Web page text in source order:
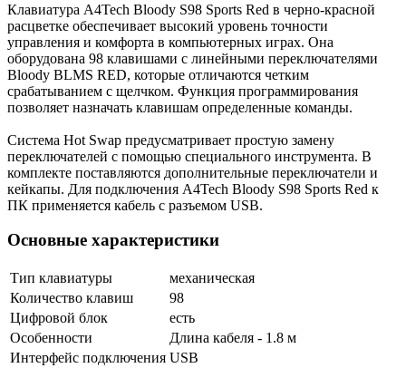
Клавиатура A4Tech Bloody S98 Sports Red в черно-красной
расцветке обеспечивает высокий уровень точности
управления и комфорта в компьютерных играх. Она
оборудована 98 клавишами с линейными переключателями
Bloody BLMS RED, которые отличаются четким
срабатыванием с щелчком. Функция программирования
позволяет назначать клавишам определенные команды.
Система Hot Swap предусматривает простую замену
переключателей с помощью специального инструмента. В
комплекте поставляются дополнительные переключатели и
кейкапы. Для подключения A4Tech Bloody S98 Sports Red к
ПК применяется кабель с разъемом USB.
Основные характеристики
Тип клавиатуры
механическая
Количество клавиш
98
Цифровой блок
есть
Особенности
Длина кабеля - 1.8 м
Интерфейс подключения USB